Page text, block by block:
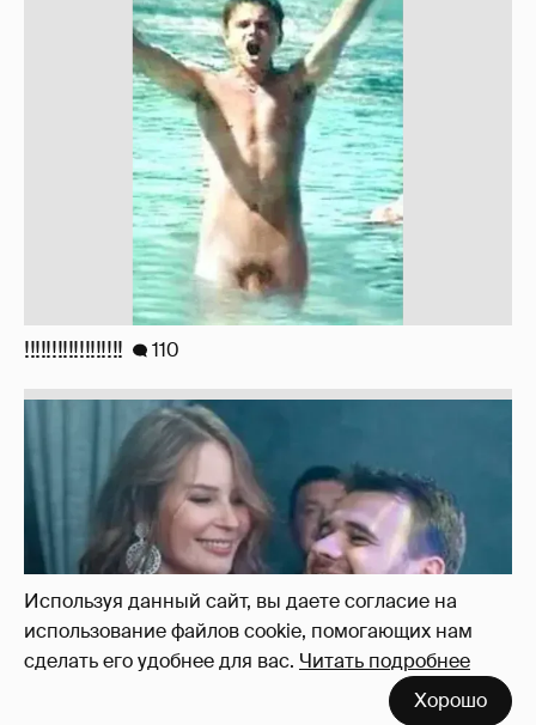
Используя данный сайт, вы даете согласие на
использование файлов cookie, помогающих нам
сделать его удобнее для вас. Читать подробнее
Хорошо
110
Неужели правда?